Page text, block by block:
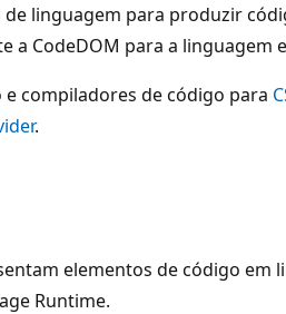
linguagem para produzir
a CodeDOM para a linguagem
compiladores de código para
.
elementos de código em
Runtime.